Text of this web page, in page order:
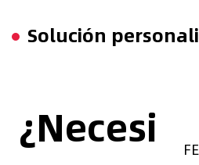
Solución
¿Necesi